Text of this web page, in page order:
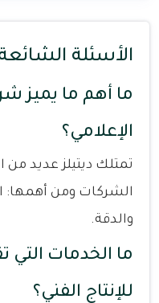
الأسئلة
ما أهم ما يميز
الإعلامي؟
تمتلك ديتيلز عديد من
الشركات ومن أهمها:
والدقة.
ما الخدمات التي
للإنتاج الفني؟